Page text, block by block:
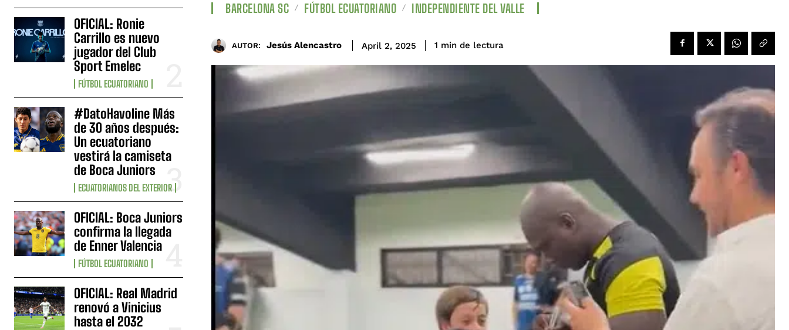
OFICIAL: Ronie
Carrillo es nuevo
jugador del Club
Sport Emelec
FÚTBOL ECUATORIANO
#DatoHavoline Más
de 30 años después:
Un ecuatoriano
vestirá la camiseta
de Boca Juniors
ECUATORIANOS DEL EXTERIOR
OFICIAL: Boca Juniors
confirma la llegada
de Enner Valencia
FÚTBOL ECUATORIANO
OFICIAL: Real Madrid
renovó a Vinicius
hasta el 2032
BARCELONA SC FÚTBOL ECUATORIANO INDEPENDIENTE DEL VALLE
AUTOR: Jesús Alencastro April 2, 2025 1 min de lectura